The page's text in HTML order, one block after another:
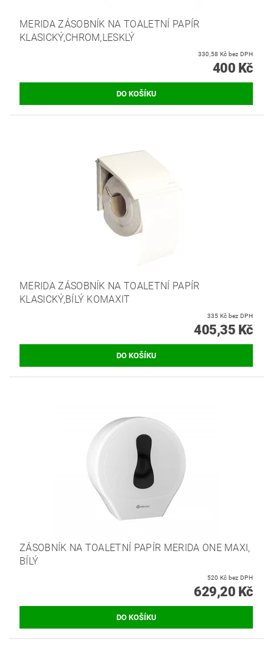
MERIDA ZÁSOBNÍK NA TOALETNÍ PAPÍR
KLASICKÝ,CHROM,LESKLÝ
330,58 Kč bez DPH
400 Kč
MERIDA ZÁSOBNÍK NA TOALETNÍ PAPÍR
KLASICKÝ,BÍLÝ KOMAXIT
335 Kč bez DPH
405,35 Kč
ZÁSOBNÍK NA TOALETNÍ PAPÍR MERIDA ONE MAXI,
BÍLÝ
520 Kč bez DPH
629,20 Kč